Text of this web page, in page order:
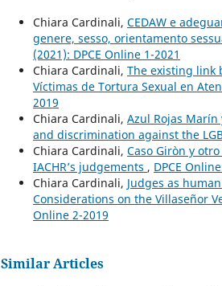
Chiara Cardinali, CEDAW e
genere, sesso, orientamento
(2021): DPCE Online 1-2021
Chiara Cardinali, The existing link
Víctimas de Tortura Sexual en
2019
Chiara Cardinali, Azul Rojas
and discrimination against the
Chiara Cardinali, Caso Giròn y
IACHR’s judgements , DPCE
Chiara Cardinali, Judges as
Considerations on the Villaseñor
Online 2-2019
Similar Articles